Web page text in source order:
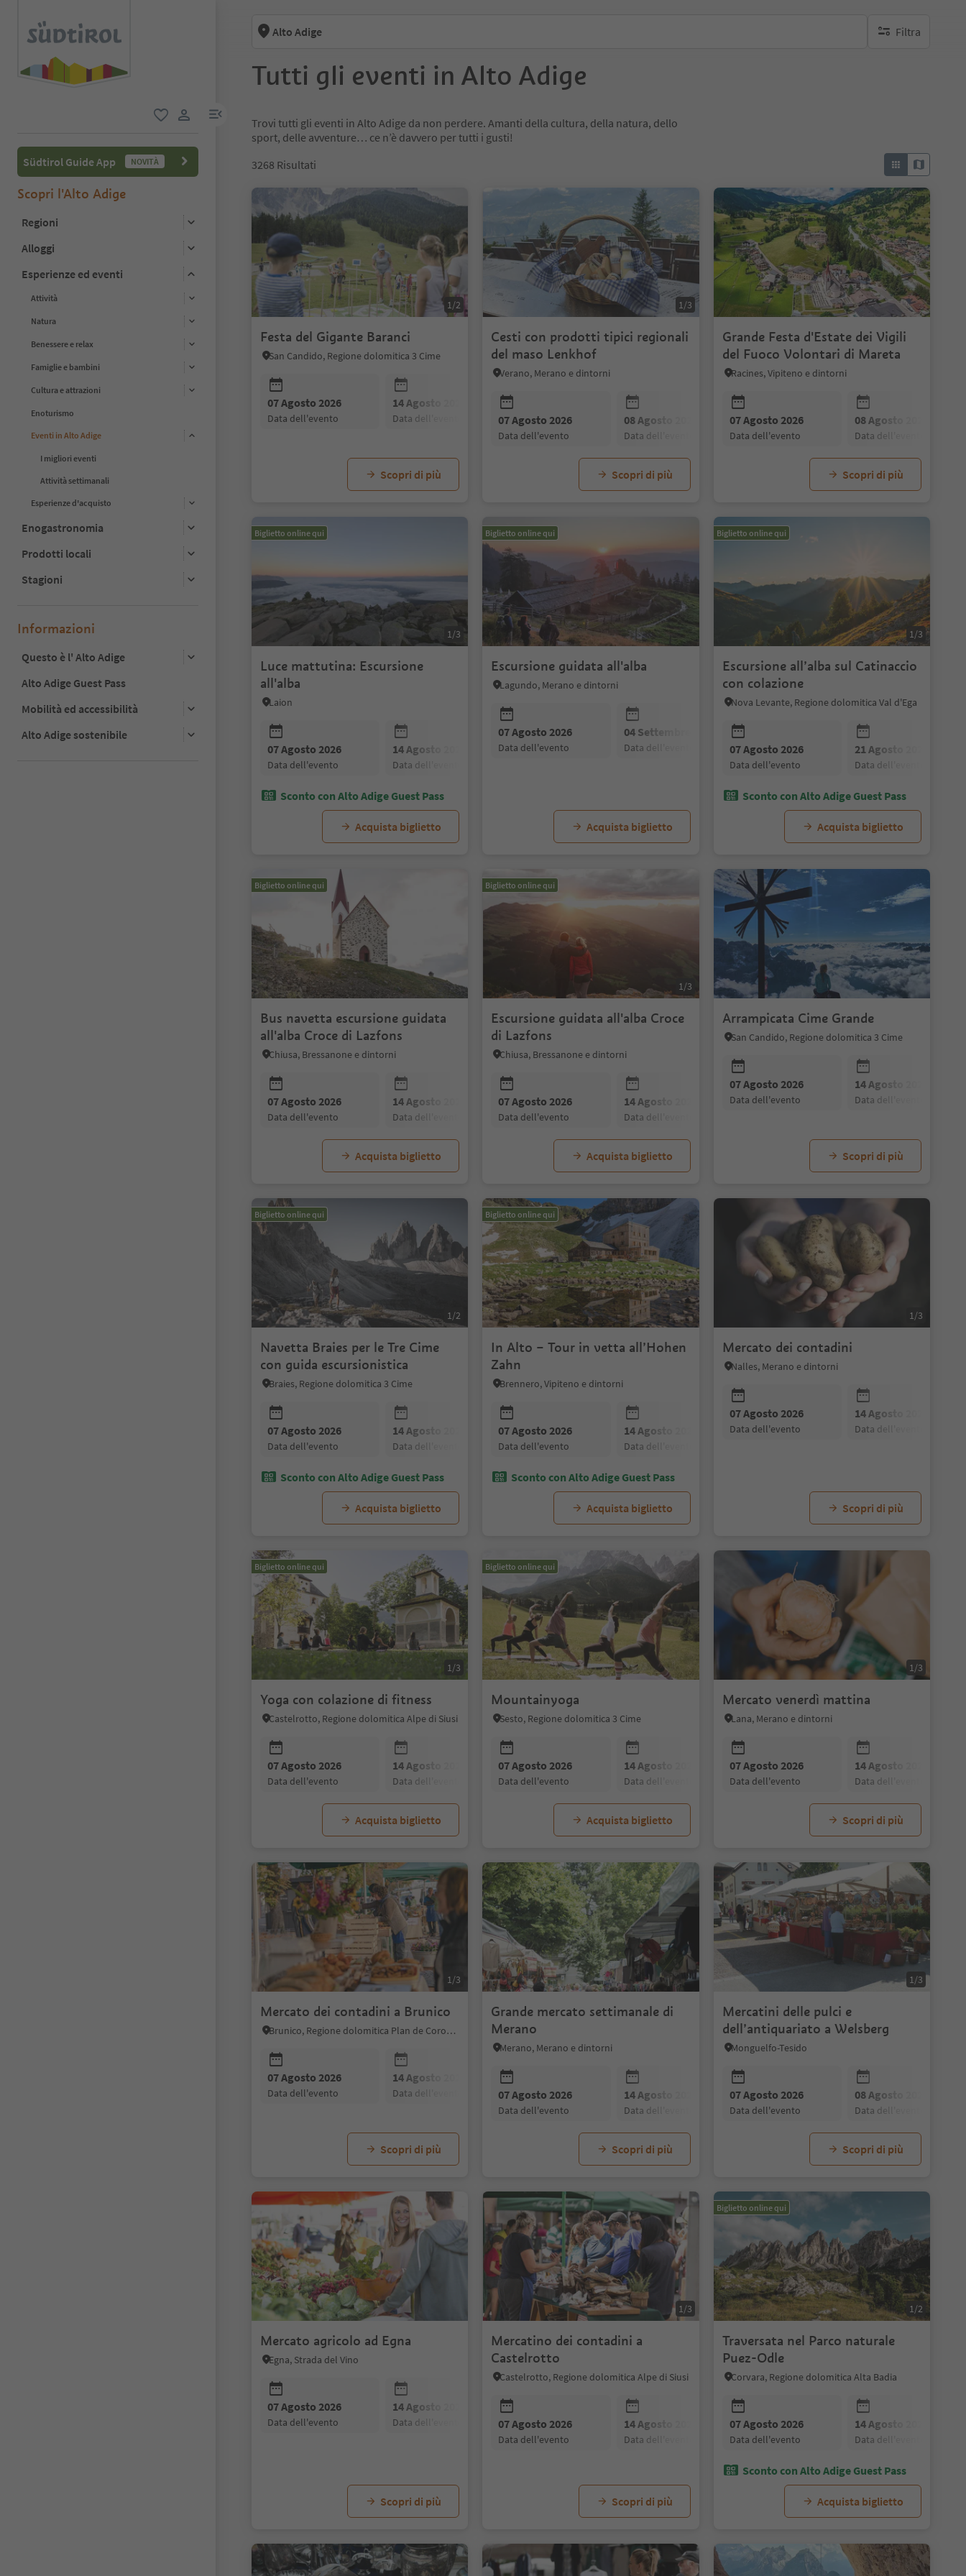
menu link
Südtirol Guide App NOVITÀ
Scopri l'Alto Adige
Regioni
Alloggi
Esperienze ed eventi
Attività
Natura
Benessere e relax
Famiglie e bambini
Cultura e attrazioni
Enoturismo
Eventi in Alto Adige
I migliori eventi
Attività settimanali
Esperienze d'acquisto
Enogastronomia
Prodotti locali
Stagioni
Informazioni
Questo è l' Alto Adige
Alto Adige Guest Pass
Mobilità ed accessibilità
Alto Adige sostenibile
Alto Adige Filtra
nessun filtro attivo
Tutti gli eventi in Alto Adige
Trovi tutti gli eventi in Alto Adige da non perdere. Amanti della cultura, della natura, dello
sport, delle avventure… ce n’è davvero per tutti i gusti!
3268 Risultati
1/2
Festa del Gigante Baranci
San Candido, Regione dolomitica 3 Cime
07 Agosto 2026
data dell'evento
14 Agosto 2026
data dell'evento data dell'evento data dell'evento
04 Settembre 2026
data dell'evento
Scopri di più
1/3
Cesti con prodotti tipici regionali
del maso Lenkhof
Verano, Merano e dintorni
07 Agosto 2026
data dell'evento
08 Agosto 2026
data dell'evento
09 Agosto 2026
data dell'evento
10 Agosto 2026
data dell'evento
Scopri di più
Grande Festa d'Estate dei Vigili
del Fuoco Volontari di Mareta
Racines, Vipiteno e dintorni
07 Agosto 2026
data dell'evento
08 Agosto 2026
data dell'evento
Scopri di più
Biglietto online qui
1/3
Luce mattutina: Escursione
all'alba
Laion
07 Agosto 2026
data dell'evento
14 Agosto 2026
data dell'evento
21 Agosto 2026
Sconto con Alto Adige Guest Pass
Acquista biglietto
Biglietto online qui
Escursione guidata all'alba
Lagundo, Merano e dintorni
07 Agosto 2026
data dell'evento
04 Settembre 2026
data dell'evento data dell'evento data dell'evento
Acquista biglietto
Biglietto online qui
1/3
Escursione all’alba sul Catinaccio
con colazione
Nova Levante, Regione dolomitica Val d'Ega
07 Agosto 2026
data dell'evento
21 Agosto 2026
data dell'evento
Sconto con Alto Adige Guest Pass
Acquista biglietto
Biglietto online qui
Bus navetta escursione guidata
all'alba Croce di Lazfons
Chiusa, Bressanone e dintorni
07 Agosto 2026
data dell'evento
14 Agosto 2026
data dell'evento
21 Agosto 2026
data dell'evento
28 Agosto 2026
data dell'evento
Acquista biglietto
Biglietto online qui
1/3
Escursione guidata all'alba Croce
di Lazfons
Chiusa, Bressanone e dintorni
07 Agosto 2026
data dell'evento
14 Agosto 2026
data dell'evento
21 Agosto 2026 28 Agosto 2026
Acquista biglietto
Arrampicata Cime Grande
San Candido, Regione dolomitica 3 Cime
07 Agosto 2026
data dell'evento
14 Agosto 2026
data dell'evento
Scopri di più
Biglietto online qui
1/2
Navetta Braies per le Tre Cime
con guida escursionistica
Braies, Regione dolomitica 3 Cime
07 Agosto 2026
data dell'evento
14 Agosto 2026
data dell'evento
21 Agosto 2026
data dell'evento
28 Agosto 2026
data dell'evento
04 Settembre 2026
Sconto con Alto Adige Guest Pass
Acquista biglietto
Biglietto online qui
In Alto – Tour in vetta all’Hohen
Zahn
Brennero, Vipiteno e dintorni
07 Agosto 2026
data dell'evento
14 Agosto 2026
data dell'evento
21 Agosto 2026 28 Agosto 2026
Sconto con Alto Adige Guest Pass
Acquista biglietto
1/3
Mercato dei contadini
Nalles, Merano e dintorni
07 Agosto 2026
data dell'evento
14 Agosto 2026
data dell'evento
Scopri di più
Biglietto online qui
1/3
Yoga con colazione di fitness
Castelrotto, Regione dolomitica Alpe di Siusi
07 Agosto 2026
data dell'evento
14 Agosto 2026
data dell'evento
21 Agosto 2026
data dell'evento
28 Agosto 2026
data dell'evento
04 Settembre 2026
data dell'evento
Acquista biglietto
Biglietto online qui
Mountainyoga
Sesto, Regione dolomitica 3 Cime
07 Agosto 2026
data dell'evento
14 Agosto 2026
data dell'evento
21 Agosto 2026
data dell'evento
28 Agosto 2026
data dell'evento
Acquista biglietto
1/3
Mercato venerdì mattina
Lana, Merano e dintorni
07 Agosto 2026
data dell'evento
14 Agosto 2026
data dell'evento
Scopri di più
1/3
Mercato dei contadini a Brunico
Brunico, Regione dolomitica Plan de Corones
07 Agosto 2026
data dell'evento
14 Agosto 2026
data dell'evento data dell'evento data dell'evento
04 Settembre 2026
data dell'evento
Scopri di più
Grande mercato settimanale di
Merano
Merano, Merano e dintorni
07 Agosto 2026
data dell'evento
14 Agosto 2026
data dell'evento
21 Agosto 2026
data dell'evento
28 Agosto 2026
data dell'evento
Scopri di più
1/3
Mercatini delle pulci e
dell’antiquariato a Welsberg
Monguelfo-Tesido
07 Agosto 2026
data dell'evento
08 Agosto 2026
data dell'evento
Scopri di più
Mercato agricolo ad Egna
Egna, Strada del Vino
07 Agosto 2026
data dell'evento
14 Agosto 2026
data dell'evento data dell'evento data dell'evento
04 Settembre 2026
data dell'evento
Scopri di più
1/3
Mercatino dei contadini a
Castelrotto
Castelrotto, Regione dolomitica Alpe di Siusi
07 Agosto 2026
data dell'evento
14 Agosto 2026
data dell'evento
21 Agosto 2026
data dell'evento
28 Agosto 2026
data dell'evento
Scopri di più
Biglietto online qui
1/2
Traversata nel Parco naturale
Puez-Odle
Corvara, Regione dolomitica Alta Badia
07 Agosto 2026
data dell'evento
14 Agosto 2026
data dell'evento
Sconto con Alto Adige Guest Pass
Acquista biglietto